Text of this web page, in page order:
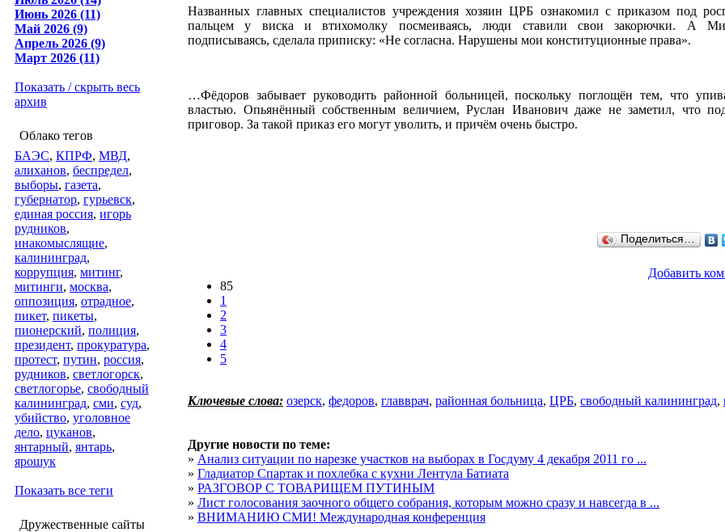
Июнь 2026 (11)
Май 2026 (9)
Апрель 2026 (9)
Март 2026 (11)
Показать / скрыть весь
архив
Облако тегов
БАЭС, КПРФ, МВД,
алиханов, беспредел,
выборы, газета,
губернатор, гурьевск,
единая россия, игорь
рудников,
инакомыслящие,
калининград,
коррупция, митинг,
митинги, москва,
оппозиция, отрадное,
пикет, пикеты,
пионерский, полиция,
президент, прокуратура,
протест, путин, россия,
рудников, светлогорск,
светлогорье, свободный
калининград, сми, суд,
убийство, уголовное
дело, цуканов,
янтарный, янтарь,
ярошук
Показать все теги
Дружественные сайты
Названных главных специалистов учреждения хозяин ЦРБ ознакомил с приказом под
пальцем у виска и втихомолку посмеиваясь, люди ставили свои закорючки. А
подписываясь, сделала приписку: «Не согласна. Нарушены мои конституционные права».
…Фёдоров забывает руководить районной больницей, поскольку поглощён тем, что
властью. Опьянённый собственным величием, Руслан Иванович даже не заметил, что
приговор. За такой приказ его могут уволить, и причём очень быстро.
Поделиться…
85
1
2
3
4
5
Добавить
Ключевые слова: озерск, федоров, главврач, районная больница, ЦРБ, свободный калининград,
Другие новости по теме:
» Анализ ситуации по нарезке участков на выборах в Госдуму 4 декабря 2011 го ...
» Гладиатор Спартак и похлебка с кухни Лентула Батиата
» РАЗГОВОР С ТОВАРИЩЕМ ПУТИНЫМ
» Лист голосования заочного общего собрания, которым можно сразу и навсегда в ...
» ВНИМАНИЮ СМИ! Международная конференция